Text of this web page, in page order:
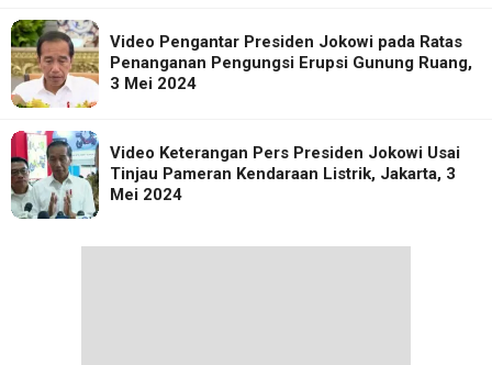
Video Pengantar Presiden Jokowi pada Ratas
Penanganan Pengungsi Erupsi Gunung Ruang,
3 Mei 2024
Video Keterangan Pers Presiden Jokowi Usai
Tinjau Pameran Kendaraan Listrik, Jakarta, 3
Mei 2024